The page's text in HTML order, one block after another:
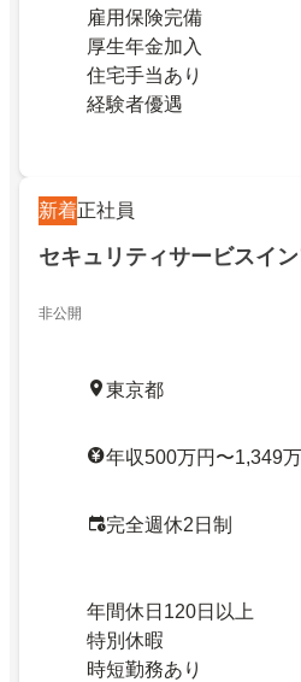
雇用保険完備
厚生年金加入
住宅手当あり
経験者優遇
新着正社員
セキュリティサービスイ
非公開
東京都
年収500万円〜1,349
完全週休2日制
年間休日120日以上
特別休暇
時短勤務あり